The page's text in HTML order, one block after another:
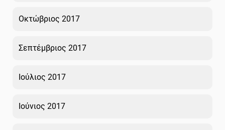
Οκτώβριος 2017
Σεπτέμβριος 2017
Ιούλιος 2017
Ιούνιος 2017